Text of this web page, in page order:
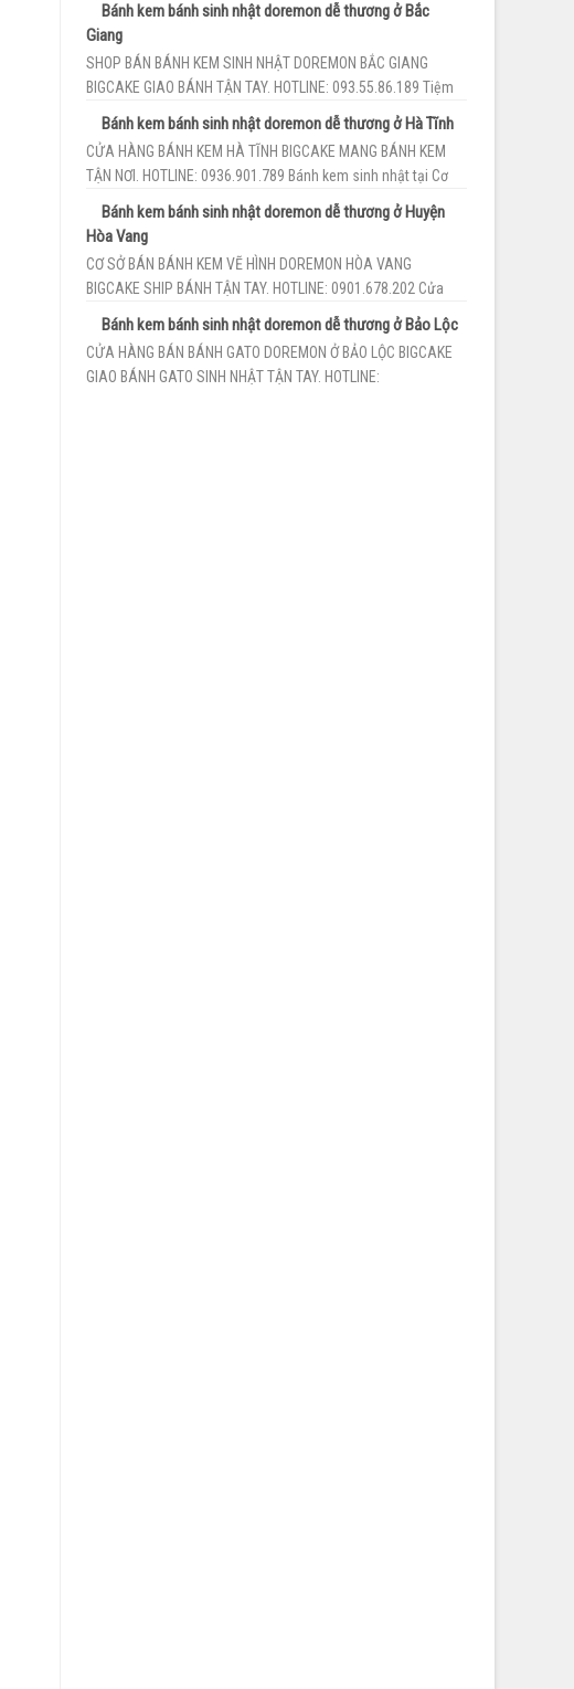
Bánh kem bánh sinh nhật doremon dễ thương ở Bắc
Giang
SHOP BÁN BÁNH KEM SINH NHẬT DOREMON BẮC GIANG
BIGCAKE GIAO BÁNH TẬN TAY. HOTLINE: 093.55.86.189 Tiệm
Bánh kem bánh sinh nhật doremon dễ thương ở Hà Tĩnh
CỬA HÀNG BÁNH KEM HÀ TĨNH BIGCAKE MANG BÁNH KEM
TẬN NƠI. HOTLINE: 0936.901.789 Bánh kem sinh nhật tại Cơ
Bánh kem bánh sinh nhật doremon dễ thương ở Huyện
Hòa Vang
CƠ SỞ BÁN BÁNH KEM VẼ HÌNH DOREMON HÒA VANG
BIGCAKE SHIP BÁNH TẬN TAY. HOTLINE: 0901.678.202 Cửa
hàng bán bánh gato doremon ở Hòa Vang ...
Bánh kem bánh sinh nhật doremon dễ thương ở Bảo Lộc
CỬA HÀNG BÁN BÁNH GATO DOREMON Ở BẢO LỘC BIGCAKE
GIAO BÁNH GATO SINH NHẬT TẬN TAY. HOTLINE: